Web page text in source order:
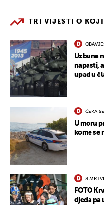
TRI VIJESTI O
Uzbuna
napasti,
upad u
ČEKA
U moru
kome se
8
FOTO
djeda pa